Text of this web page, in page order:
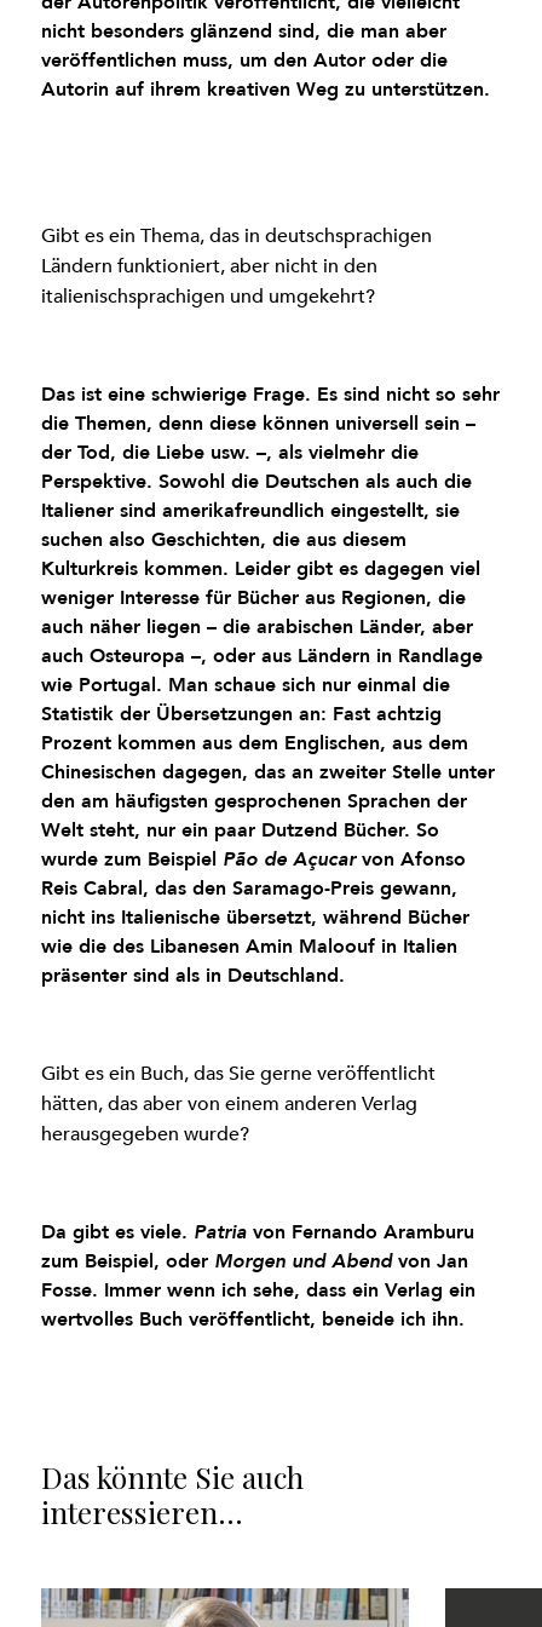
nicht besonders glänzend sind, die man aber
veröffentlichen muss, um den Autor oder die
Autorin auf ihrem kreativen Weg zu unterstützen.
Gibt es ein Thema, das in deutschsprachigen
Ländern funktioniert, aber nicht in den
italienischsprachigen und umgekehrt?
Das ist eine schwierige Frage. Es sind nicht so sehr
die Themen, denn diese können universell sein –
der Tod, die Liebe usw. –, als vielmehr die
Perspektive. Sowohl die Deutschen als auch die
Italiener sind amerikafreundlich eingestellt, sie
suchen also Geschichten, die aus diesem
Kulturkreis kommen. Leider gibt es dagegen viel
weniger Interesse für Bücher aus Regionen, die
auch näher liegen – die arabischen Länder, aber
auch Osteuropa –, oder aus Ländern in Randlage
wie Portugal. Man schaue sich nur einmal die
Statistik der Übersetzungen an: Fast achtzig
Prozent kommen aus dem Englischen, aus dem
Chinesischen dagegen, das an zweiter Stelle unter
den am häufigsten gesprochenen Sprachen der
Welt steht, nur ein paar Dutzend Bücher. So
wurde zum Beispiel Pão de Açucarvon Afonso
Reis Cabral, das den Saramago-Preis gewann,
nicht ins Italienische übersetzt, während Bücher
wie die des Libanesen Amin Maloouf in Italien
präsenter sind als in Deutschland.
Gibt es ein Buch, das Sie gerne veröffentlicht
hätten, das aber von einem anderen Verlag
herausgegeben wurde?
Da gibt es viele. Patria von Fernando Aramburu
zum Beispiel, oder Morgen und Abendvon Jan
Fosse. Immer wenn ich sehe, dass ein Verlag ein
wertvolles Buch veröffentlicht, beneide ich ihn.
Das könnte Sie auch
interessieren…